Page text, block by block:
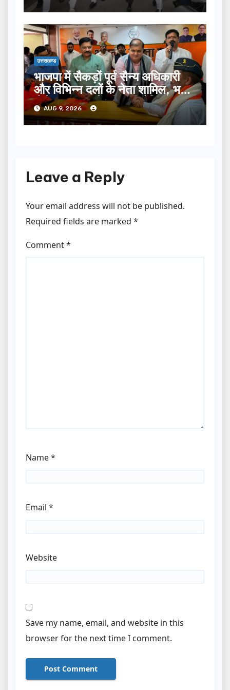
उत्तराखण्ड
भाजपा में सैकड़ों पूर्व सैन्य अधिकारी
और विभिन्न दलों के नेता शामिल, भट्ट
बोले- 2027 में जीत की हैट्रिक
लगाएगी पार्टी
AUG 9, 2026
Leave a Reply
Your email address will not be published.
Required fields are marked *
Comment*
Name*
Email *
Website
Save my name, email, and website in this
browser for the next time I comment.